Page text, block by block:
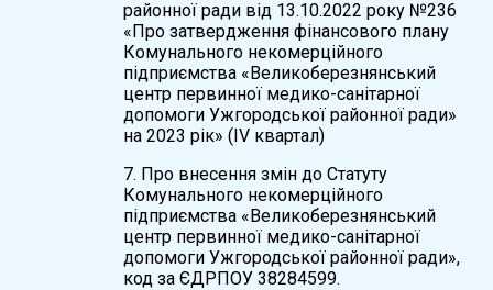
районної ради від 13.10.2022 року №236
«Про затвердження фінансового плану
Комунального некомерційного
підприємства «Великоберезнянський
центр первинної медико-санітарної
допомоги Ужгородської районної ради»
на 2023 рік» (ІV квартал)
7. Про внесення змін до Статуту
Комунального некомерційного
підприємства «Великоберезнянський
центр первинної медико-санітарної
допомоги Ужгородської районної ради»,
код за ЄДРПОУ 38284599.